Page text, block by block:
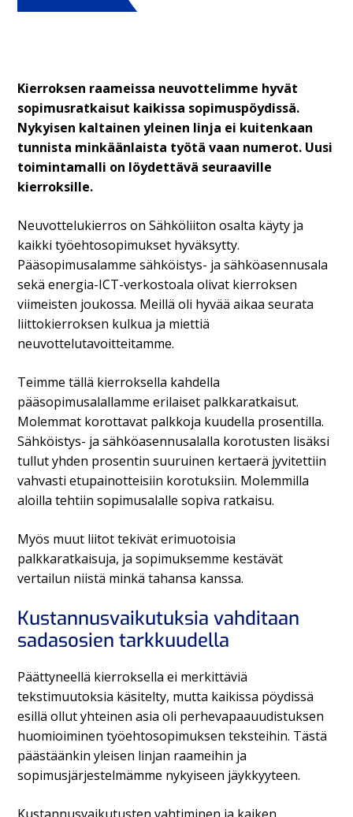
Kierroksen raameissa neuvottelimme hyvät
sopimusratkaisut kaikissa sopimuspöydissä.
Nykyisen kaltainen yleinen linja ei kuitenkaan
tunnista minkäänlaista työtä vaan numerot. Uusi
toimintamalli on löydettävä seuraaville
kierroksille.
Neuvottelukierros on Sähköliiton osalta käyty ja
kaikki työehtosopimukset hyväksytty.
Pääsopimusalamme sähköistys- ja sähköasennusala
sekä energia-ICT-verkostoala olivat kierroksen
viimeisten joukossa. Meillä oli hyvää aikaa seurata
liittokierroksen kulkua ja miettiä
neuvottelutavoitteitamme.
Teimme tällä kierroksella kahdella
pääsopimusalallamme erilaiset palkkaratkaisut.
Molemmat korottavat palkkoja kuudella prosentilla.
Sähköistys- ja sähköasennusalalla korotusten lisäksi
tullut yhden prosentin suuruinen kertaerä jyvitettiin
vahvasti etupainotteisiin korotuksiin. Molemmilla
aloilla tehtiin sopimusalalle sopiva ratkaisu.
Myös muut liitot tekivät erimuotoisia
palkkaratkaisuja, ja sopimuksemme kestävät
vertailun niistä minkä tahansa kanssa.
Kustannusvaikutuksia vahditaan
sadasosien tarkkuudella
Päättyneellä kierroksella ei merkittäviä
tekstimuutoksia käsitelty, mutta kaikissa pöydissä
esillä ollut yhteinen asia oli perhevapaauudistuksen
huomioiminen työehtosopimuksen teksteihin. Tästä
päästäänkin yleisen linjan raameihin ja
sopimusjärjestelmämme nykyiseen jäykkyyteen.